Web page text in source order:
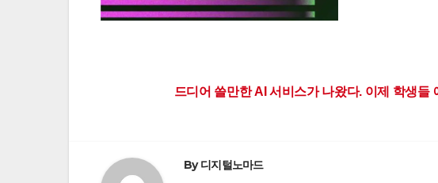
드디어 쓸만한 AI 서비스가 나왔다. 이제 학생
By디지털노마드